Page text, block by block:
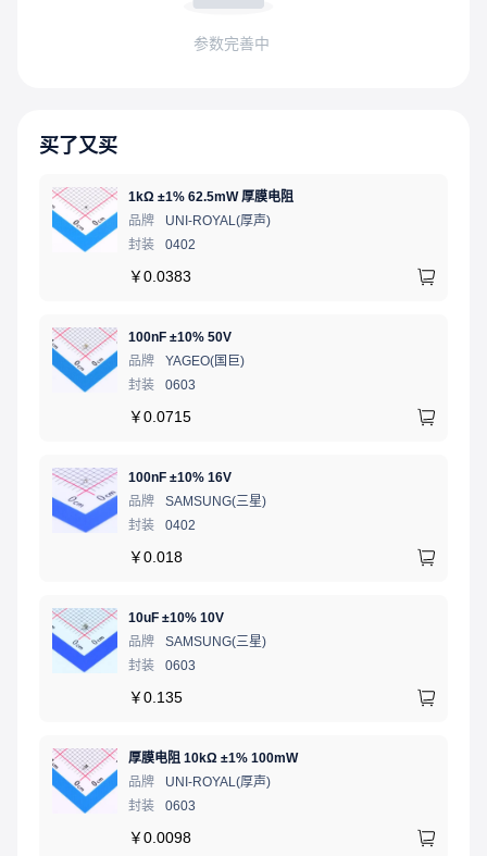
参数完善中
买了又买
1kΩ ±1% 62.5mW 厚膜电阻
品牌
UNI-ROYAL(厚声)
封装
0402
￥0.0383
100nF ±10% 50V
品牌
YAGEO(国巨)
封装
0603
￥0.0715
100nF ±10% 16V
品牌
SAMSUNG(三星)
封装
0402
￥0.018
10uF ±10% 10V
品牌
SAMSUNG(三星)
封装
0603
￥0.135
厚膜电阻 10kΩ ±1% 100mW
品牌
UNI-ROYAL(厚声)
封装
0603
￥0.0098